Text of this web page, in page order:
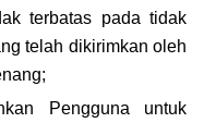
terbatas pada tidak
telah dikirimkan oleh
Pengguna untuk